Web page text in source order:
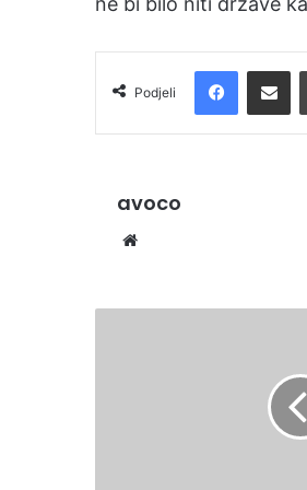
Podjeli
Facebook
avoco